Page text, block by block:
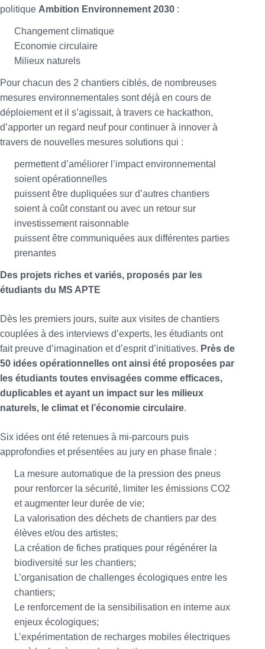
politique Ambition Environnement 2030 :
Changement climatique
Economie circulaire
Milieux naturels
Pour chacun des 2 chantiers ciblés, de nombreuses
mesures environnementales sont déjà en cours de
déploiement et il s’agissait, à travers ce hackathon,
d’apporter un regard neuf pour continuer à innover à
travers de nouvelles mesures solutions qui :
permettent d’améliorer l’impact environnemental
soient opérationnelles
puissent être dupliquées sur d’autres chantiers
soient à coût constant ou avec un retour sur
investissement raisonnable
puissent être communiquées aux différentes parties
prenantes
Des projets riches et variés, proposés par les
étudiants du MS APTE
Dès les premiers jours, suite aux visites de chantiers
couplées à des interviews d’experts, les étudiants ont
fait preuve d’imagination et d’esprit d’initiatives. Près de
50 idées opérationnelles ont ainsi été proposées par
les étudiants toutes envisagées comme efficaces,
duplicables et ayant un impact sur les milieux
naturels, le climat et l’économie circulaire.
Six idées ont été retenues à mi-parcours puis
approfondies et présentées au jury en phase finale :
La mesure automatique de la pression des pneus
pour renforcer la sécurité, limiter les émissions CO2
et augmenter leur durée de vie;
La valorisation des déchets de chantiers par des
élèves et/ou des artistes;
La création de fiches pratiques pour régénérer la
biodiversité sur les chantiers;
L’organisation de challenges écologiques entre les
chantiers;
Le renforcement de la sensibilisation en interne aux
enjeux écologiques;
L’expérimentation de recharges mobiles électriques